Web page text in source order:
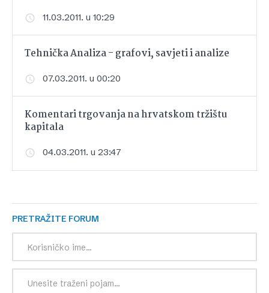
11.03.2011. u 10:29
Tehnička Analiza - grafovi, savjeti i analize
07.03.2011. u 00:20
Komentari trgovanja na hrvatskom tržištu
kapitala
04.03.2011. u 23:47
PRETRAŽITE FORUM